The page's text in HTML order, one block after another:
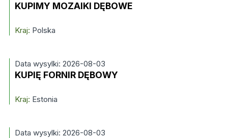
KUPIMY MOZAIKI DĘBOWE
Kraj: Polska
Data wysylki: 2026-08-03
KUPIĘ FORNIR DĘBOWY
Kraj: Estonia
Data wysylki: 2026-08-03